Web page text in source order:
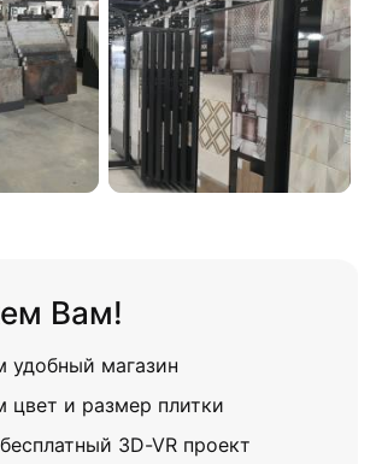
Вам!
удобный магазин
цвет и размер плитки
3D-VR проект